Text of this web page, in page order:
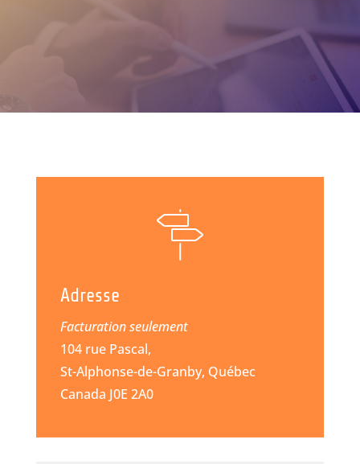
Adresse
Facturation seulement
104 rue Pascal,
St-Alphonse-de-Granby, Québec
Canada J0E 2A0